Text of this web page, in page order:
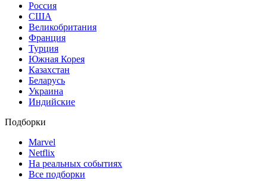
Россия
США
Великобритания
Франция
Турция
Южная Корея
Казахстан
Беларусь
Украина
Индийские
Подборки
Marvel
Netflix
На реальных событиях
Все подборки